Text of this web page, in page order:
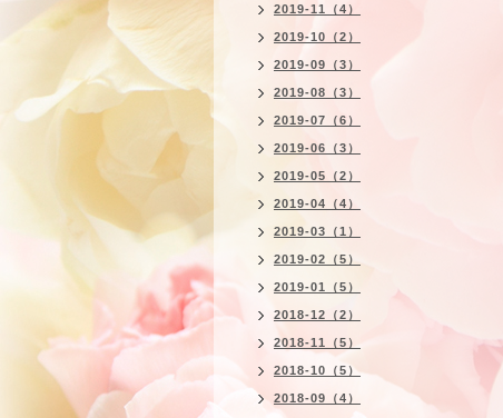
2019-11（4）
2019-10（2）
2019-09（3）
2019-08（3）
2019-07（6）
2019-06（3）
2019-05（2）
2019-04（4）
2019-03（1）
2019-02（5）
2019-01（5）
2018-12（2）
2018-11（5）
2018-10（5）
2018-09（4）